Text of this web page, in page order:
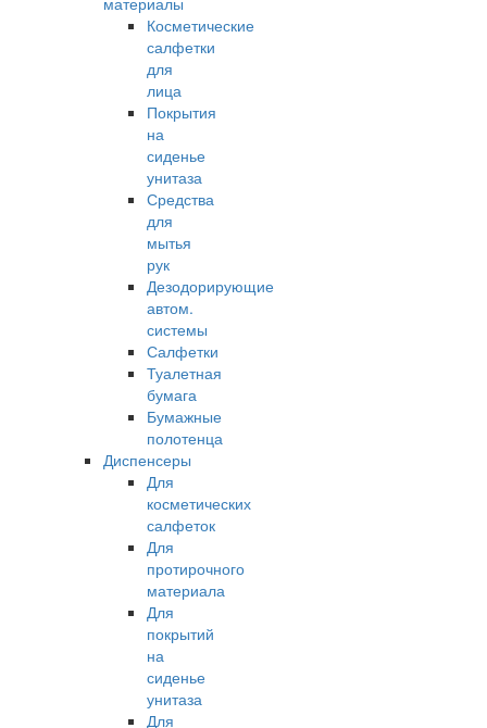
Косметические
салфетки
для
лица
Покрытия
на
сиденье
унитаза
Средства
для
мытья
рук
Дезодорирующие
автом.
системы
Салфетки
Туалетная
бумага
Бумажные
полотенца
Диспенсеры
Для
косметических
салфеток
Для
протирочного
материала
Для
покрытий
на
сиденье
унитаза
Для